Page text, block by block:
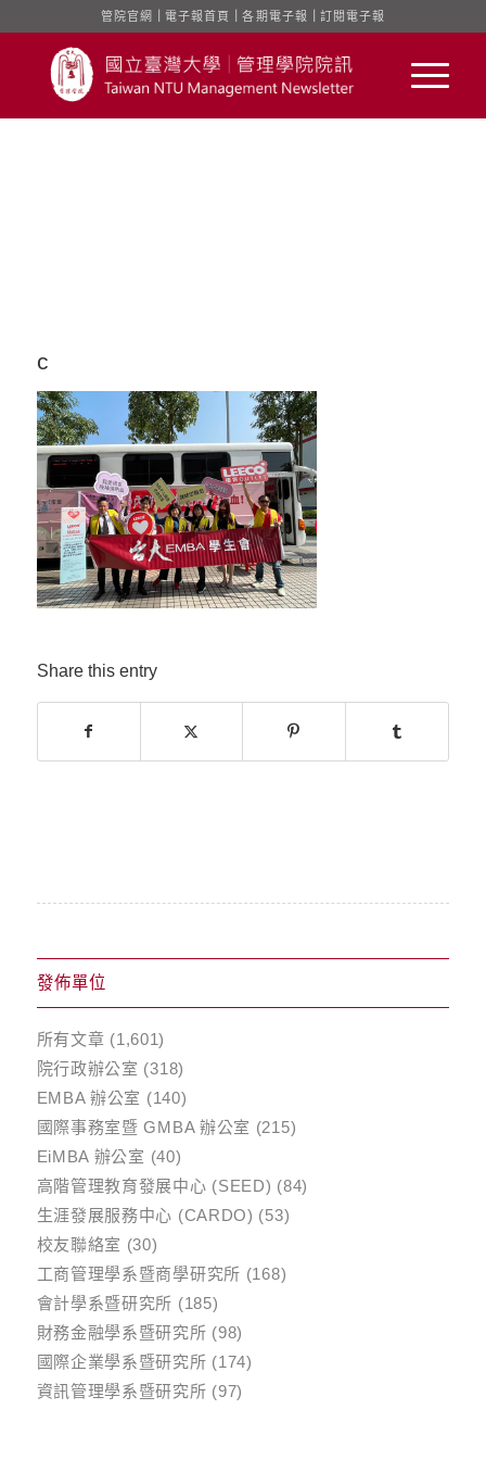
管院官網 電子報首頁 ｜各期電子報 訂閱電子報
c
Share this entry
發佈單位
所有文章 (1,601)
院行政辦公室 (318)
EMBA 辦公室 (140)
國際事務室暨 GMBA 辦公室 (215)
EiMBA 辦公室 (40)
高階管理教育發展中心 (SEED) (84)
生涯發展服務中心 (CARDO) (53)
校友聯絡室 (30)
工商管理學系暨商學研究所 (168)
會計學系暨研究所 (185)
財務金融學系暨研究所 (98)
國際企業學系暨研究所 (174)
資訊管理學系暨研究所 (97)